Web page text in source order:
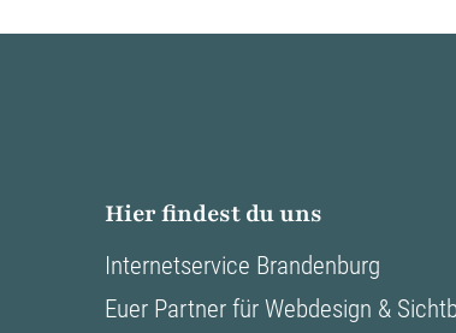
Hier findest du uns
Internetservice Brandenburg
Euer Partner für Webdesign &